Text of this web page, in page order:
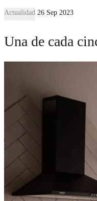
Actualidad 26 Sep 2023
Una de cada